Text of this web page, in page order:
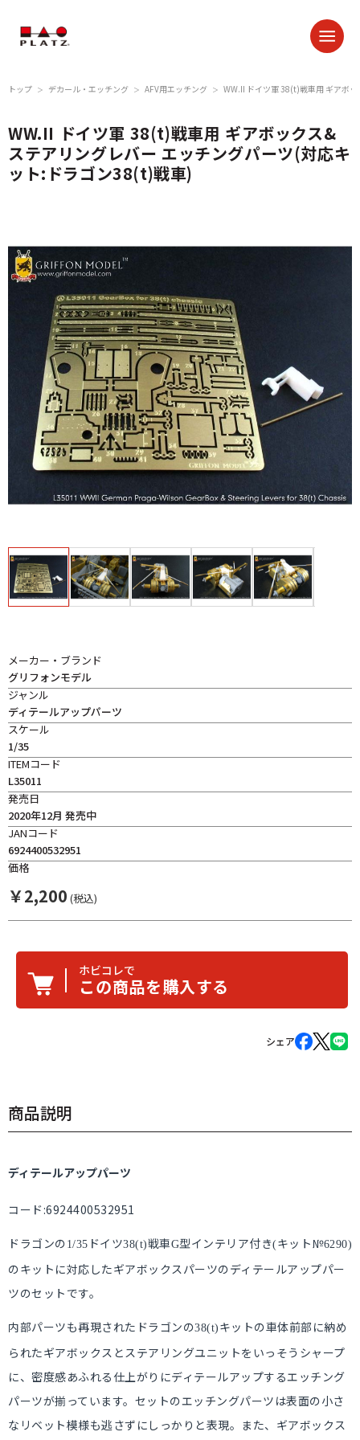
トップ ＞ デカール・エッチング ＞ AFV用エッチング ＞ WW.II ドイツ軍 38(t)戦車用 ギアボ
WW.II ドイツ軍 38(t)戦車用 ギアボックス&
ステアリングレバー エッチングパーツ(対応キ
ット:ドラゴン38(t)戦車)
メーカー・ブランド
グリフォンモデル
ジャンル
ディテールアップパーツ
スケール
1/35
ITEMコード
L35011
発売日
2020年12月 発売中
JANコード
6924400532951
価格
￥2,200 (税込)
ホビコレで
この商品を購入する
シェア
商品説明
ディテールアップパーツ
コード:6924400532951
ドラゴンの 1/35 ドイツ38(t)戦車G型インテリア付き(キット№6290)
のキットに対応したギアボックスパーツのディテールアップパー
ツのセットです。
内部パーツも再現されたドラゴンの38(t) キットの車体前部に納め
られたギアボックスとステアリングユニットをいっそうシャープ
に、密度感あふれる仕上がりにディテールアップするエッチング
パーツが揃っています。セットのエッチングパーツは表面の小さ
なリベット模様も逃さずにしっかりと表現。また、ギアボックス